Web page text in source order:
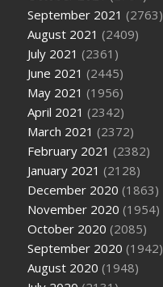
September 2021 (2763)
August 2021 (2409)
July 2021 (2361)
June 2021 (2445)
May 2021 (1956)
April 2021 (2342)
March 2021 (2372)
February 2021 (2382)
January 2021 (2128)
December 2020 (1863)
November 2020 (1954)
October 2020 (2085)
September 2020 (1942)
August 2020 (1948)